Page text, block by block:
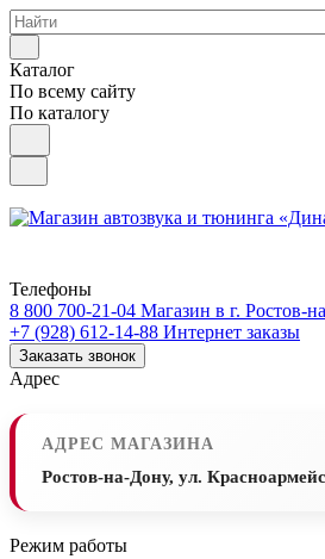
Каталог
По всему сайту
По каталогу
Телефоны
8 800 700-21-04 Магазин в г. Ростов-
+7 (928) 612-14-88 Интернет заказы
Заказать звонок
Адрес
АДРЕС МАГАЗИНА
Ростов-на-Дону, ул.
Режим работы